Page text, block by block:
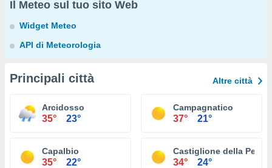
Il Meteo sul tuo sito Web
Widget Meteo
API di Meteorologia
Principali città Altre città
Arcidosso
35° 23°
Campagnatico
37° 21°
Capalbio
35° 22°
Castiglione della
34° 24°